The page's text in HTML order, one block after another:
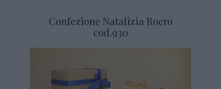
Confezione Natalizia Roero
cod.930